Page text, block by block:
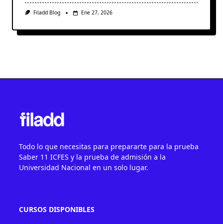
Filadd Blog Ene 27, 2026
Todo lo que necesitas para prepararte para la prueba
Saber 11 ICFES y la prueba de admisión a la
Universidad Nacional en un solo lugar.
CURSOS DISPONIBLES